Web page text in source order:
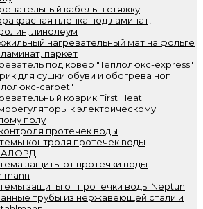
кабель в стяжку
пленка под ламинат,
линолеум
нагревательный мат на фольге
паркет
под ковер "Теплолюкс-express"
для сушки обуви и обогрева ног
carpet"
коврик First Heat
к электрическому
полу
протечек воды
контроля протечек воды
защиты от протечки воды
защиты от протечки воды Neptun
трубы из нержавеющей стали и